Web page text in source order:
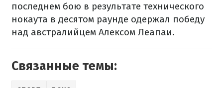
последнем бою в результате технического
нокаута в десятом раунде одержал победу
над австралийцем Алексом Леапаи.
Связанные темы: